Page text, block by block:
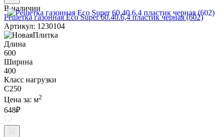
В наличии
Решетка газонная Eco Super 60.40.6,4 пластик черная (602)
Артикул: 1230104
Длина
600
Ширина
400
Класс нагрузки
C250
Цена за: м2
648₽